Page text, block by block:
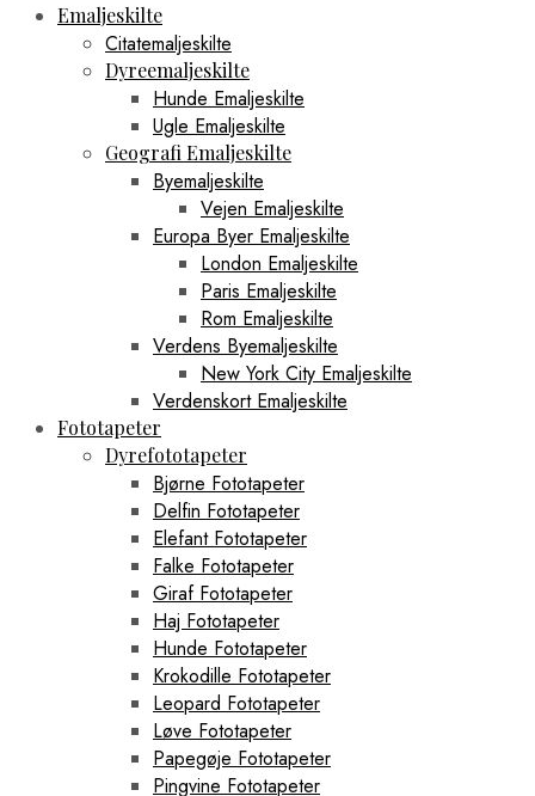
Emaljeskilte
Citatemaljeskilte
Dyreemaljeskilte
Hunde Emaljeskilte
Ugle Emaljeskilte
Geografi Emaljeskilte
Byemaljeskilte
Vejen Emaljeskilte
Europa Byer Emaljeskilte
London Emaljeskilte
Paris Emaljeskilte
Rom Emaljeskilte
Verdens Byemaljeskilte
New York City Emaljeskilte
Verdenskort Emaljeskilte
Fototapeter
Dyrefototapeter
Bjørne Fototapeter
Delfin Fototapeter
Elefant Fototapeter
Falke Fototapeter
Giraf Fototapeter
Haj Fototapeter
Hunde Fototapeter
Krokodille Fototapeter
Leopard Fototapeter
Løve Fototapeter
Papegøje Fototapeter
Pingvine Fototapeter